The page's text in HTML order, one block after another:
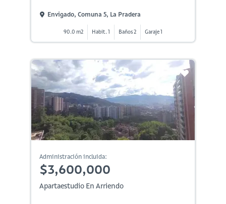
Envigado, Comuna 5, La Pradera
90.0 m2 Habit. 1 Baños 2 Garaje 1
Administración incluida:
$3,600,000
Apartaestudio En Arriendo